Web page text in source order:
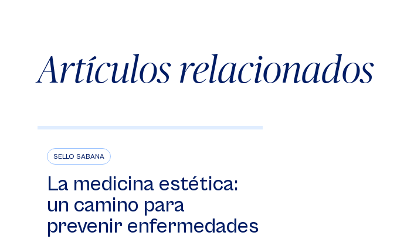
Artículos relacionados
SELLO SABANA
La medicina estética:
un camino para
prevenir enfermedades